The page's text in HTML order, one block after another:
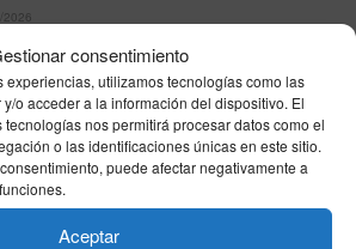
consentimiento
experiencias, utilizamos tecnologías como las
o acceder a la información del dispositivo. El
nos permitirá procesar datos como el
o las identificaciones únicas en este sitio.
puede afectar negativamente a
Aceptar
pone bajo presión a la energía
Hungría reduce su principal central y
vigila sus reservas
eleva al 81% la probabilidad de un El
fuerte, pero los expertos piden
ante los pronósticos extremos